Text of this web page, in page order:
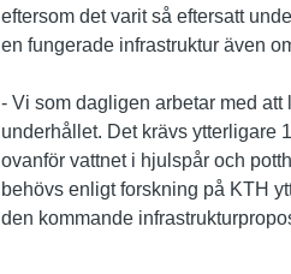
eftersom det varit så eftersatt
en fungerade infrastruktur även
- Vi som dagligen arbetar med
underhållet. Det krävs ytterligare
ovanför vattnet i hjulspår och
behövs enligt forskning på KTH
den kommande